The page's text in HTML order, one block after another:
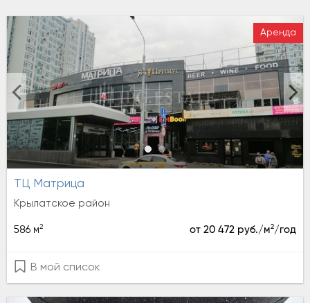
Аренда
ТЦ Матрица
Крылатское район
586 м2 от 20 472 руб./м2/год
В мой список